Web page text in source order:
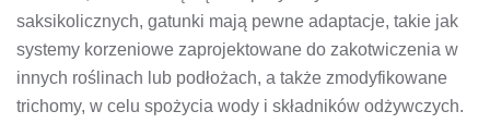
saksikolicznych, gatunki mają pewne adaptacje, takie jak
systemy korzeniowe zaprojektowane do zakotwiczenia w
innych roślinach lub podłożach, a także zmodyfikowane
trichomy, w celu spożycia wody i składników odżywczych.